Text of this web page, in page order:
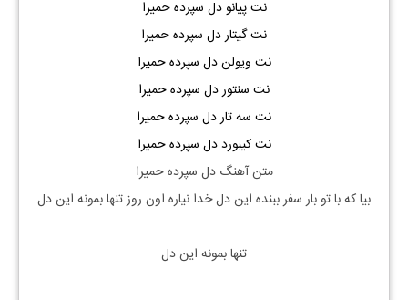
نت پیانو دل سپرده حمیرا
نت گیتار دل سپرده حمیرا
نت ویولن دل سپرده حمیرا
نت سنتور دل سپرده حمیرا
نت سه تار دل سپرده حمیرا
نت کیبورد دل سپرده حمیرا
متن آهنگ دل سپرده حمیرا
بیا که با تو بار سفر ببنده این دل خدا نیاره اون روز تنها بمونه این دل
تنها بمونه این دل